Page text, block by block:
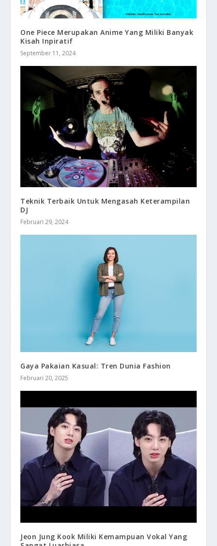
One Piece Merupakan Anime Yang Miliki Banyak
Kisah Inpiratif
September 11, 2024
Teknik Terbaik Untuk Mengasah Keterampilan
DJ
Februari 29, 2024
Gaya Pakaian Kasual: Tren Dunia Fashion
Februari 20, 2025
Jeon Jung Kook Miliki Kemampuan Vokal Yang